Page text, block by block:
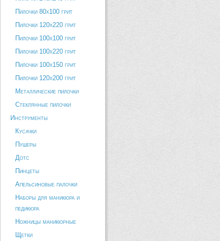
Пилочки 80х100 грит
Пилочки 120х220 грит
Пилочки 100х100 грит
Пилочки 100х220 грит
Пилочки 100х150 грит
Пилочки 120х200 грит
Металлические пилочки
Стеклянные пилочки
Инструменты
Кусачки
Пушеры
Дотс
Пинцеты
Апельсиновые палочки
Наборы для маникюра и
педикюра
Ножницы маникюрные
Щетки